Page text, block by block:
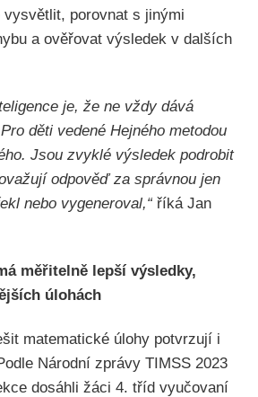
porovnat s jinými
a ověřovat výsledek v dalších
je, že ne vždy dává
děti vedené Hejného metodou
Jsou zvyklé výsledek podrobit
odpověď za správnou jen
nebo vygeneroval,“ říká Jan
měřitelně lepší výsledky,
úlohách
matematické úlohy potvrzují i
Národní zprávy TIMSS 2023
dosáhli žáci 4. tříd vyučovaní